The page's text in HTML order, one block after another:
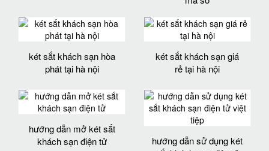
két sắt khách sạn hòa
phát tại hà nội
két sắt khách sạn giá
rẻ tại hà nội
hướng dẫn mở két sắt
khách sạn điện tử
hướng dẫn sử dụng két